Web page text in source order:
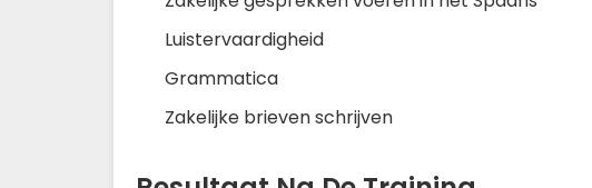
Luistervaardigheid
Grammatica
Zakelijke brieven schrijven